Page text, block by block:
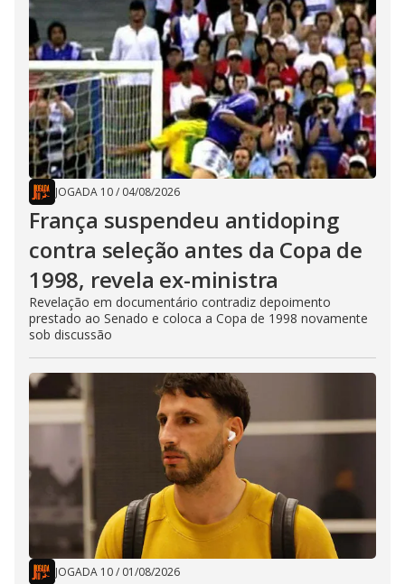
JOGADA 10/ 04/08/2026
França suspendeu antidoping
contra seleção antes da Copa de
1998, revela ex-ministra
Revelação em documentário contradiz depoimento
prestado ao Senado e coloca a Copa de 1998 novamente
sob discussão
JOGADA 10/ 01/08/2026